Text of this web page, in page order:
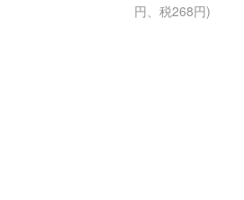
円、税268円)